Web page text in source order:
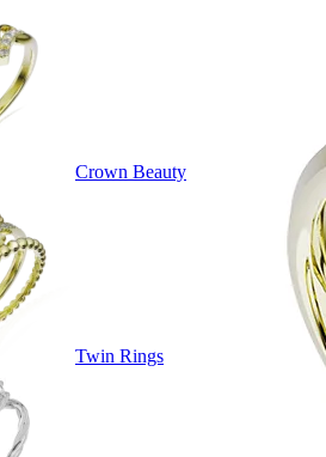
Crown Beauty
Twin Rings